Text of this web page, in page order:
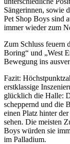
Sängerinnen, sowie
Pet Shop Boys sind
immer wieder zum
Zum Schluss feuern
Boring“ und „West
Bewegung ins
Fazit:
erstklassige
glücklich die Halle:
scheppernd und die
einen Platz hinter
sehen. Die meisten
Boys würden sie
im Palladium.